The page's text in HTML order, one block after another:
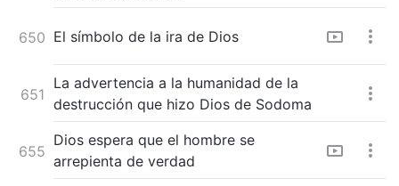
650 El símbolo de la ira de Dios
651
La advertencia a la humanidad de la
destrucción que hizo Dios de Sodoma
655
Dios espera que el hombre se
arrepienta de verdad